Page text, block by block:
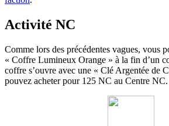
Activité NC
Comme lors des précédentes vagues, vous
« Coffre Lumineux Orange » à la fin d’un
coffre s’ouvre avec une « Clé Argentée de
pouvez acheter pour 125 NC au Centre NC.